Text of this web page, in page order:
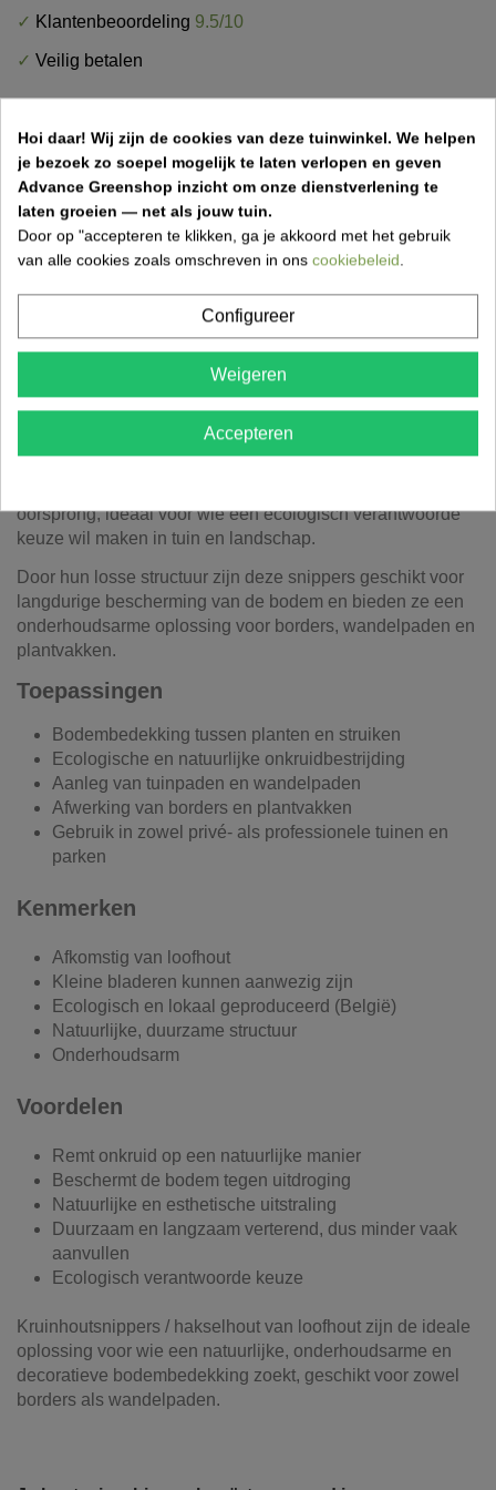
✓ Klantenbeoordeling 9.5/10
✓ Veilig betalen
OMSCHRIJVING
PRODUCTDETAILS
LEVERINGSMETHODEN
Kruinhoutsnippers / hakselhout loofhout
kopen bij Advance Greenshop
Onze kruinhoutsnippers zijn afkomstig van loofhout en
oorsprong, ideaal voor wie een ecologisch verantwoorde
keuze wil maken in tuin en landschap.
Door hun losse structuur zijn deze snippers geschikt voor
langdurige bescherming van de bodem en bieden ze een
onderhoudsarme oplossing voor borders, wandelpaden en
plantvakken.
Toepassingen
Bodembedekking tussen planten en struiken
Ecologische en natuurlijke onkruidbestrijding
Aanleg van tuinpaden en wandelpaden
Afwerking van borders en plantvakken
Gebruik in zowel privé- als professionele tuinen en
parken
Kenmerken
Afkomstig van loofhout
Kleine bladeren kunnen aanwezig zijn
Ecologisch en lokaal geproduceerd (België)
Natuurlijke, duurzame structuur
Onderhoudsarm
Voordelen
Remt onkruid op een natuurlijke manier
Beschermt de bodem tegen uitdroging
Natuurlijke en esthetische uitstraling
Duurzaam en langzaam verterend, dus minder vaak
aanvullen
Ecologisch verantwoorde keuze
Kruinhoutsnippers / hakselhout van loofhout zijn de ideale
oplossing voor wie een natuurlijke, onderhoudsarme en
decoratieve bodembedekking zoekt, geschikt voor zowel
borders als wandelpaden.
Producttype houtsnippers
Hoi daar! Wij zijn de cookies van deze tuinwinkel. We helpen
je bezoek zo soepel mogelijk te laten verlopen en geven
Advance Greenshop inzicht om onze dienstverlening te
laten groeien — net als jouw tuin.
Door op "accepteren te klikken, ga je akkoord met het gebruik
van alle cookies zoals omschreven in ons cookiebeleid
Configureer
Weigeren
Accepteren